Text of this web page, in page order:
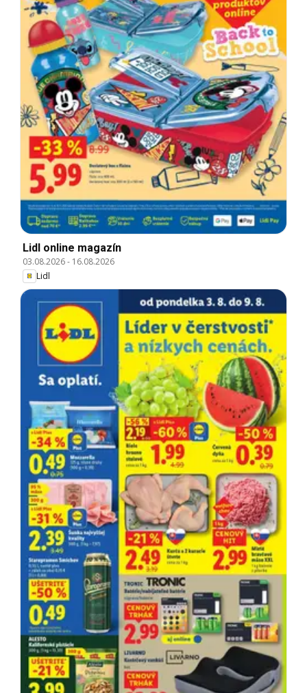
Lidl online magazín
03.08.2026- 16.08.2026
Lidl